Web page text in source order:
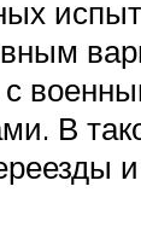
с
В